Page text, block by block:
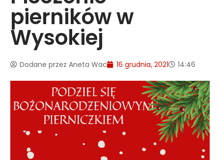
pierników w
Wysokiej
Dodane przez Aneta Wac 16 grudnia, 2021 14:46